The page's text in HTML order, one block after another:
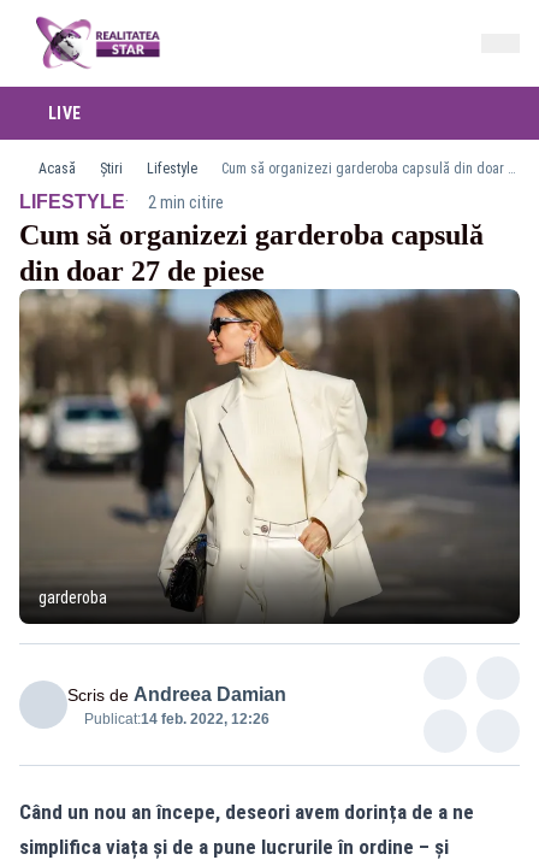
LIVE
Acasă Știri Lifestyle Cum să organizezi garderoba capsulă din doar 27 de piese
LIFESTYLE· 2 min citire
Cum să organizezi garderoba capsulă
din doar 27 de piese
garderoba
Scris de Andreea Damian
Publicat:14 feb. 2022, 12:26
Când un nou an începe, deseori avem dorința de a ne
simplifica viața și de a pune lucrurile în ordine – și